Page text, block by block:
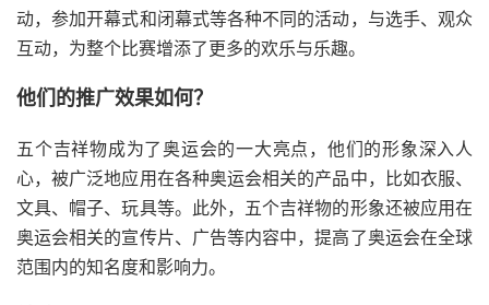
动，参加开幕式和闭幕式等各种不同的活动，与选手、观众
互动，为整个比赛增添了更多的欢乐与乐趣。
他们的推广效果如何？
五个吉祥物成为了奥运会的一大亮点，他们的形象深入人
心，被广泛地应用在各种奥运会相关的产品中，比如衣服、
文具、帽子、玩具等。此外，五个吉祥物的形象还被应用在
奥运会相关的宣传片、广告等内容中，提高了奥运会在全球
范围内的知名度和影响力。